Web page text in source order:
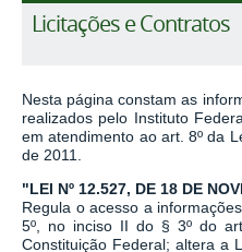
Licitações e Contratos
Nesta página constam as
realizados pelo Instituto
em atendimento ao art. 8º da
de 2011.
"LEI Nº 12.527, DE 18 DE
Regula o acesso a
5º, no inciso II do § 3º do
Constituição Federal; altera a